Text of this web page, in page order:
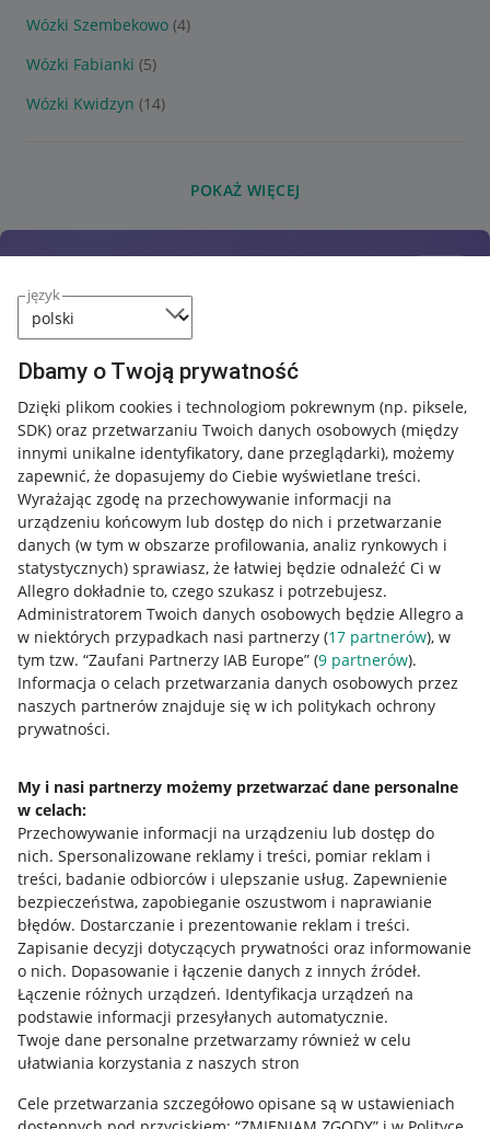
język
Dbamy o Twoją prywatność
Dzięki plikom cookies i technologiom pokrewnym (np. piksele,
SDK) oraz przetwarzaniu Twoich danych osobowych (między
innymi unikalne identyfikatory, dane przeglądarki), możemy
zapewnić, że dopasujemy do Ciebie wyświetlane treści.
Wyrażając zgodę na przechowywanie informacji na
urządzeniu końcowym lub dostęp do nich i przetwarzanie
danych (w tym w obszarze profilowania, analiz rynkowych i
statystycznych) sprawiasz, że łatwiej będzie odnaleźć Ci w
Allegro dokładnie to, czego szukasz i potrzebujesz.
Administratorem Twoich danych osobowych będzie Allegro a
w niektórych przypadkach nasi partnerzy (17 partnerów), w
tym tzw. “Zaufani Partnerzy IAB Europe” (9 partnerów).
Informacja o celach przetwarzania danych osobowych przez
naszych partnerów znajduje się w ich politykach ochrony
prywatności.
My i nasi partnerzy możemy przetwarzać dane personalne
w celach:
Przechowywanie informacji na urządzeniu lub dostęp do
nich. Spersonalizowane reklamy i treści, pomiar reklam i
treści, badanie odbiorców i ulepszanie usług. Zapewnienie
bezpieczeństwa, zapobieganie oszustwom i naprawianie
błędów. Dostarczanie i prezentowanie reklam i treści.
Zapisanie decyzji dotyczących prywatności oraz informowanie
o nich. Dopasowanie i łączenie danych z innych źródeł.
Łączenie różnych urządzeń. Identyfikacja urządzeń na
podstawie informacji przesyłanych automatycznie.
Twoje dane personalne przetwarzamy również w celu
ułatwiania korzystania z naszych stron
Cele przetwarzania szczegółowo opisane są w ustawieniach
Wózki Szembekowo (4)
Wózki Fabianki (5)
Wózki Kwidzyn (14)
POKAŻ WIĘCEJ
Przydatne informacje
Jak to działa
Allegro Gadane dla sprzedających
Allegro Gadane dla kupujących
Mapa miejscowości
Informacje prawne
Regulamin
Polityka plików "cookies"
Ustawienia plików "cookies"
Udostępnianie lokalizacji